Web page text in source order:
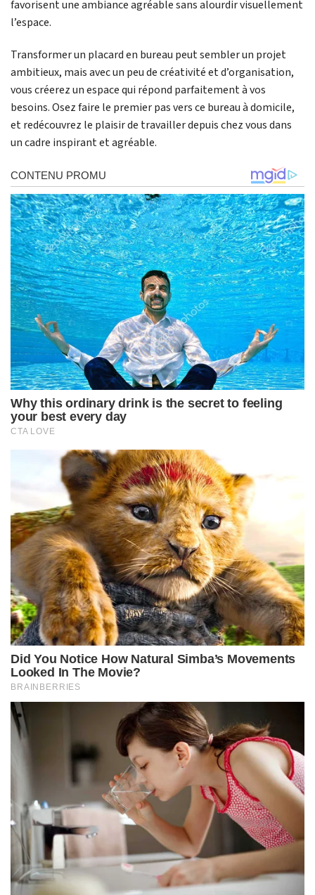
favorisent une ambiance agréable sans alourdir visuellement
l’espace.
Transformer un placard en bureau peut sembler un projet
ambitieux, mais avec un peu de créativité et d’organisation,
vous créerez un espace qui répond parfaitement à vos
besoins. Osez faire le premier pas vers ce bureau à domicile,
et redécouvrez le plaisir de travailler depuis chez vous dans
un cadre inspirant et agréable.